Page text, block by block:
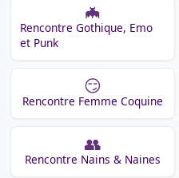
🦇
Rencontre Gothique, Emo
et Punk
😏
Rencontre Femme Coquine
👥
Rencontre Nains & Naines